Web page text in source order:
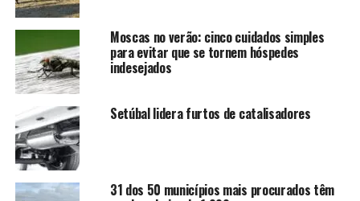
Moscas no verão: cinco cuidados simples
para evitar que se tornem hóspedes
indesejados
Setúbal lidera furtos de catalisadores
31 dos 50 municípios mais procurados têm